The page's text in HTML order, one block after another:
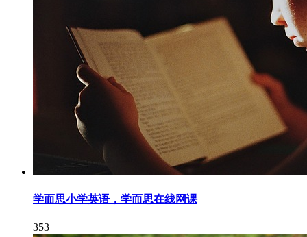
学而思小学英语，学而思在线网课
353